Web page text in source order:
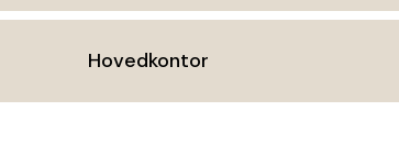
Hovedkontor